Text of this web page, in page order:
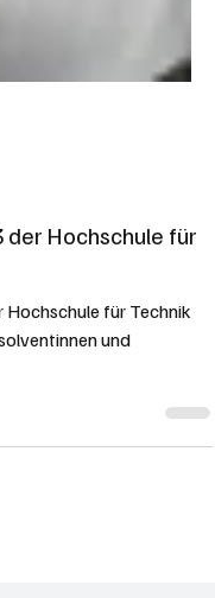
Hochschule für
Hochschule für Technik